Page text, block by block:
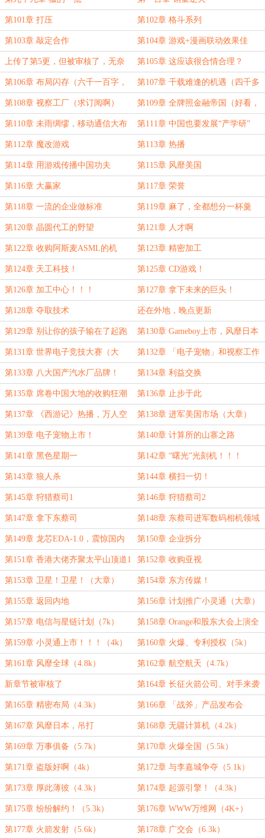
第101章 打压 第102章 格斗系列
第103章 敲定合作 第104章 游戏+漫画联动效果佳
上传了第5更，但被审核了，无奈 第105章 这应该很合情合理？
第106章 布局闪存（六千一百字，
求订阅，求月票）
第107章 千载难逢的机遇（四千多
字，求订阅）
第108章 视察工厂（求订阅啊） 第109章 全牌照金融帝国（好看，
求订阅）
第110章 未雨绸缪，移动通信大布
局
第111章 中国也要发展“产学研”
第112章 魔改游戏 第113章 热播
第114章 用游戏传播中国功夫 第115章 风靡美国
第116章 大赢家 第117章 荣誉
第118章 一流的企业做标准 第119章 麻了，全都想分一杯羹
第120章 晶圆代工的野望 第121章 人才啊
第122章 收购阿斯麦ASML的机
会！
第123章 精密加工
第124章 天工科技！ 第125章 CD游戏！
第126章 加工中心！！！ 第127章 拿下未来的巨头！
第128章 夺取技术 还在外地，晚点更新
第129章 别让你的孩子输在了起跑
线上！
第130章 Gameboy上市，风靡日本
第131章 世界电子竞技大赛（大
章）
第132章 「电子宠物」和视察工作
（大章）
第133章 八大国产汽水厂品牌！ 第134章 利益交换
第135章 席卷中国大地的收购狂潮
（大章）
第136章 止步于此
第137章 《西游记》热播，万人空
巷
第138章 进军美国市场（大章）
第139章 电子宠物上市！ 第140章 计算所的山寨之路
第141章 黑色星期一 第142章 “曙光”光刻机！！！
第143章 狼人杀 第144章 横扫一切！
第145章 狩猎蔡司1 第146章 狩猎蔡司2
第147章 拿下东蔡司 第148章 东蔡司进军数码相机领域
第149章 龙芯EDA-1.0，震惊国内 第150章 企业拆分
第151章 香港大佬齐聚太平山顶道1
号（大章）
第152章 收购亚视
第153章 卫星！卫星！（大章） 第154章 东方传媒！
第155章 返回内地 第156章 计划推广小灵通（大章）
第157章 电信与星链计划（7k） 第158章 Orange和股东大会上演全
武行（6k）
第159章 小灵通上市！！！（4k） 第160章 火爆、专利授权（5k）
第161章 风靡全球（4.8k） 第162章 航空航天（4.7k）
新章节被审核了 第164章 长征火箭公司、对手来袭
（4.1k）
第165章 精密布局（4.3k） 第166章 「战斧」产品发布会
（4.5k）
第167章 风靡日本，吊打
MD（4.2k）
第168章 无疆计算机（4.2k）
第169章 万事俱备（5.7k） 第170章 火爆全国（5.5k）
第171章 盗版好啊（4k） 第172章 与李嘉城争夺（5.1k）
第173章 厚此薄彼（4.3k） 第174章 起源引擎！（4.3k）
第175章 纷纷解约！（5.3k） 第176章 WWW万维网（4K+）
第177章 火箭发射（5.6k） 第178章 广交会（6.3k）